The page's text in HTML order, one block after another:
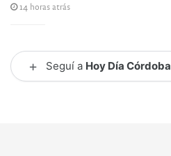
14 horas atrás
+ Seguí a Hoy Día Córdoba